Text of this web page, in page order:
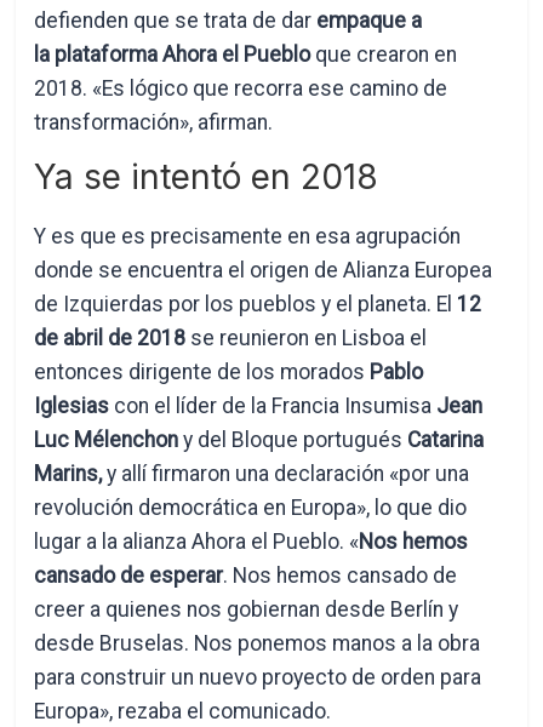
defienden que se trata de dar empaque a
la plataforma Ahora el Pueblo que crearon en
2018. «Es lógico que recorra ese camino de
transformación», afirman.
Ya se intentó en 2018
Y es que es precisamente en esa agrupación
donde se encuentra el origen de Alianza Europea
de Izquierdas por los pueblos y el planeta. El 12
de abril de 2018 se reunieron en Lisboa el
entonces dirigente de los morados Pablo
Iglesias con el líder de la Francia Insumisa Jean
Luc Mélenchony del Bloque portugués Catarina
Marins,y allí firmaron una declaración «por una
revolución democrática en Europa», lo que dio
lugar a la alianza Ahora el Pueblo. «Nos hemos
cansado de esperar. Nos hemos cansado de
creer a quienes nos gobiernan desde Berlín y
desde Bruselas. Nos ponemos manos a la obra
para construir un nuevo proyecto de orden para
Europa», rezaba el comunicado.